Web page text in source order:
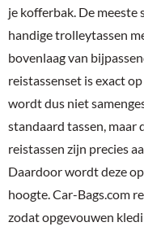
je kofferbak. De meeste
handige trolleytassen
bovenlaag van
reistassenset is exact
wordt dus niet
standaard tassen, maar
reistassen zijn precies
Daardoor wordt deze
hoogte. Car-Bags.com
zodat opgevouwen